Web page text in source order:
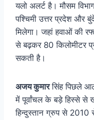
यलो अलर्ट है। मौसम
पश्चिमी उत्तर प्रदेश
मिलेगा। जहां हवाओं की
से बढ़कर 80 किलोमीटर
सकती है।
अजय कुमारसिंह पिछले आठ
में पूर्वांचल के बड़े हिस्से से
हिन्दुस्तान ग्रुप से 2010